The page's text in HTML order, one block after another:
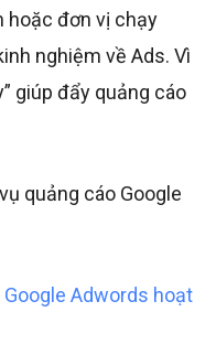
hoặc đơn vị chạy
nghiệm về Ads. Vì
giúp đẩy quảng cáo
quảng cáo Google
Adwords hoạt